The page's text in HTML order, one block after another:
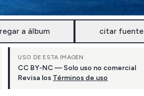
a álbum citar fuente
USO DE ESTA IMAGEN
CC BY-NC — Solo uso no comercial
Revisa los Términos de uso